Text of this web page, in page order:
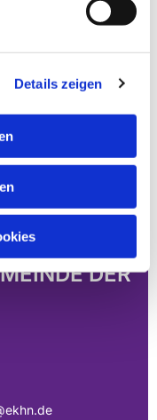
Details zeigen
DER